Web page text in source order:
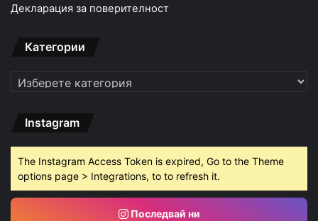
Декларация за поверителност
Категории
Категории
Instagram
The Instagram Access Token is expired, Go to the Theme
options page > Integrations, to to refresh it.
Последвай ни